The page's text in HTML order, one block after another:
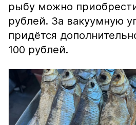
рыбу можно
рублей. За вакуумную
придётся
100 рублей.